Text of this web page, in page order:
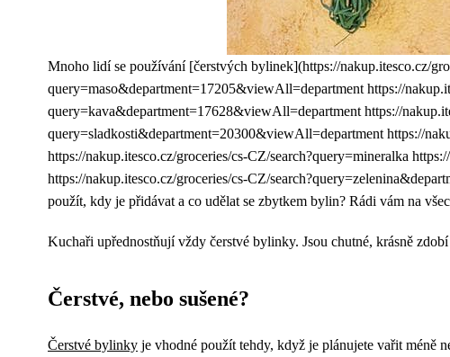
Mnoho lidí se používání [čerstvých bylinek](https://nakup.itesco.cz/
query=maso&department=17205&viewAll=department https://
query=kava&department=17628&viewAll=department https://
query=sladkosti&department=20300&viewAll=department https://
https://nakup.itesco.cz/groceries/cs-CZ/search?query=mineralka
https://nakup.itesco.cz/groceries/cs-CZ/
použít, kdy je přidávat a co udělat se zbytkem bylin? Rádi vám na
Kuchaři upřednostňují vždy čerstvé bylinky. Jsou chutné, krásně
Čerstvé, nebo sušené?
Čerstvé bylinky je vhodné použít tehdy, když je plánujete vařit méně